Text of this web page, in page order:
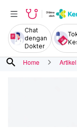
Chat
dengan
Dokter
search Home Artikel